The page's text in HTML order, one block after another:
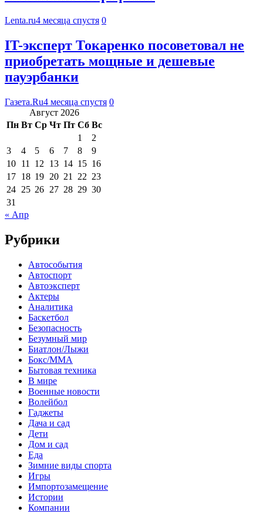
Lenta.ru4 месяца спустя 0
IT-эксперт Токаренко посоветовал не
приобретать мощные и дешевые
пауэрбанки
Газета.Ru4 месяца спустя 0
Август 2026
Пн Вт Ср Чт Пт Сб Вс
1
2
3
4 5 6 7 8
9
10 11 12 13 14 15 16
17 18 19 20 21 22 23
24 25 26 27 28 29 30
31
« Апр
Рубрики
Автособытия
Автоспорт
Автоэксперт
Актеры
Аналитика
Баскетбол
Безопасность
Безумный мир
Биатлон/Лыжи
Бокс/MMA
Бытовая техника
В мире
Военные новости
Волейбол
Гаджеты
Дача и сад
Дети
Дом и сад
Еда
Зимние виды спорта
Игры
Импортозамещение
Истории
Компании